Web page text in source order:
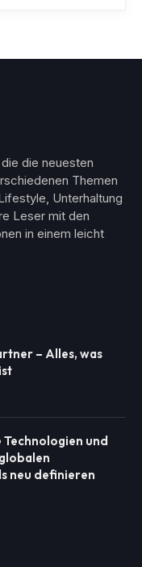
die neuesten
Themen
Unterhaltung
Leser mit den
in einem leicht
– Alles, was
Technologien und
neu definieren